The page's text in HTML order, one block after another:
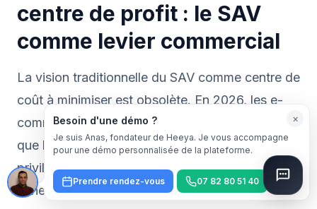
centre de profit : le SAV
comme levier commercial
La vision traditionnelle du SAV comme centre de
coût à minimiser est obsolète. En 2026, les e-
commerçants les plus performants ont compris
que le SAV est un point de contact commercial
privilégié : le client est déjà identifié, il a déjà
acheté, et son intention est haute.
×
Besoin d'une démo ?
Je suis Anas, fondateur de Heeya. Je vous accompagne
pour une démo personnalisée de la plateforme.
Prendre rendez-vous 07 82 80 51 40